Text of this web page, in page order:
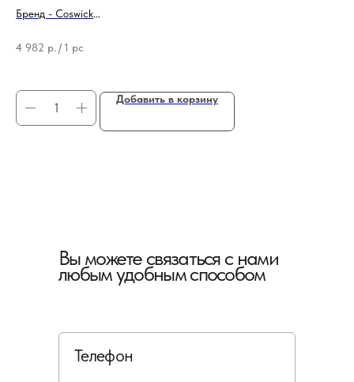
Бренд - Coswick
4 982 р. / 1 pc
Добавить в корзину
Вы можете связаться с нами
любым удобным способом
Телефон